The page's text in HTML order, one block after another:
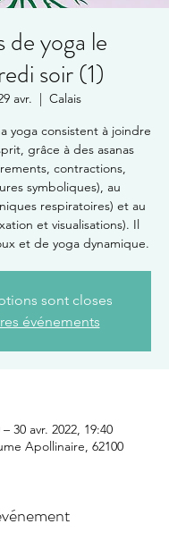
de yoga le
soir (1)
avr.
  |
Calais
yoga consistent à joindre
grâce à des asanas
contractions,
symboliques), au
respiratoires) et au
et visualisations). Il
et de yoga dynamique.
sont closes
événements
30 avr. 2022, 19:40
Apollinaire, 62100